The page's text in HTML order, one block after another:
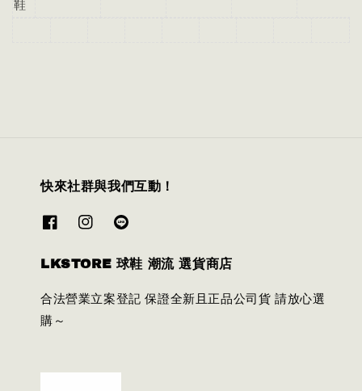
鞋
快來社群與我們互動！
LKSTORE 球鞋 潮流 選貨商店
合法營業立案登記 保證全新且正品公司貨 請放心選
購～